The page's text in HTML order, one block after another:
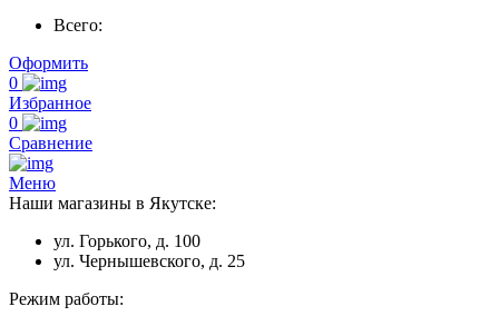
Всего:
Оформить
0
Избранное
0
Сравнение
Меню
Наши магазины в Якутске:
ул. Горького, д. 100
ул. Чернышевского, д. 25
Режим работы: